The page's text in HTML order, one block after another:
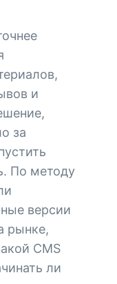
и
за
По методу
версии
рынке,
CMS
ли